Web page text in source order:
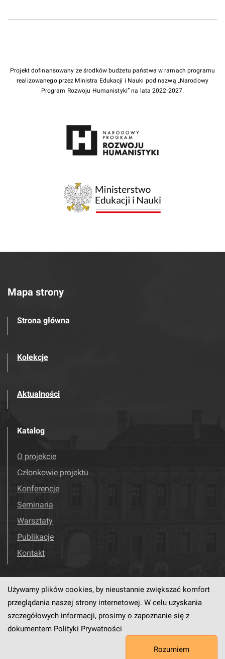
Projekt dofinansowany ze środków budżetu państwa w ramach programu
realizowanego przez Ministra Edukacji i Nauki pod nazwą „Narodowy
Program Rozwoju Humanistyki” na lata 2022-2027.
Mapa strony
Strona główna
Kolekcje
Aktualności
Katalog
O projekcie
Członkowie projektu
Konferencje
Seminaria
Warsztaty
Publikacje
Kontakt
Odwiedź nas! Facebook
Używamy plików cookies, by nieustannie zwiększać komfort
przeglądania naszej strony internetowej. W celu uzyskania
szczegółowych informacji, prosimy o zapoznanie się z
dokumentem Polityki Prywatności
Rozumiem